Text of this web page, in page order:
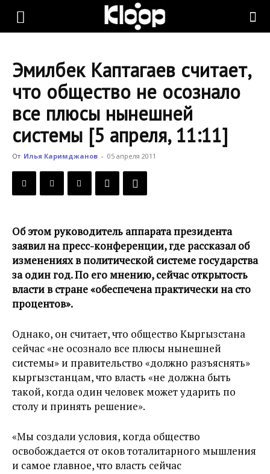
KLOOP.KG
Новости
Кыргызстана
Эмилбек Каптагаев считает,
что общество не осознало
все плюсы нынешней
системы [5 апреля, 11:11]
От Илья Каримджанов - 05 апреля 2011
Об этом руководитель аппарата президента
заявил на пресс-конференции, где рассказал об
изменениях в политической системе государства
за один год. По его мнению, сейчас открытость
власти в стране «обеспечена практически на сто
процентов».
Однако, он считает, что общество Кыргызстана
сейчас «не осознало все плюсы нынешней
системы» и правительство «должно разъяснять»
кыргызстанцам, что власть «не должна быть
такой, когда один человек может ударить по
столу и принять решение».
«Мы создали условия, когда общество
освобождается от оков тоталитарного мышления
и самое главное, что власть сейчас